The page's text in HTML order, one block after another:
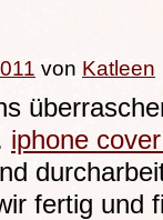
von Katleen
iphone
fertig und